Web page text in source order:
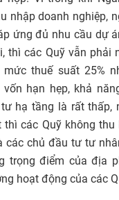
nhập doanh nghiệp,
ứng đủ nhu cầu dự
thì các Quỹ vẫn phải
mức thuế suất 25%
vốn hạn hẹp, khả
hạ tầng là rất thấp,
các Quỹ không
các chủ đầu tư tư
trọng điểm của địa
hoạt động của các